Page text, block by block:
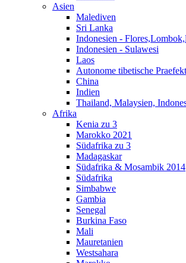
Asien
Malediven
Sri Lanka
Indonesien -
Indonesien - Sulawesi
Laos
Autonome tibetische
China
Indien
Thailand, Malaysien,
Afrika
Kenia zu 3
Marokko 2021
Südafrika zu 3
Madagaskar
Südafrika & Mosambik 2014
Südafrika
Simbabwe
Gambia
Senegal
Burkina Faso
Mali
Mauretanien
Westsahara